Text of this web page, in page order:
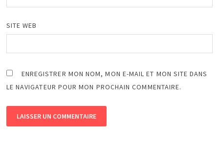
SITE WEB
ENREGISTRER MON NOM, MON E-MAIL ET MON SITE DANS
LE NAVIGATEUR POUR MON PROCHAIN COMMENTAIRE.